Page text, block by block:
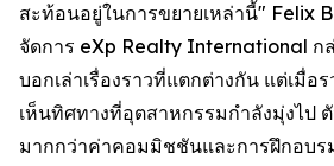
สะท้อนอยู่ในการขยายเหล่านี้" Felix
จัดการ eXp Realty International ก
บอกเล่าเรื่องราวที่แตกต่างกัน แต่เมื่
เห็นทิศทางที่อุตสาหกรรมกำลังมุ่งไป
มากกว่าค่าคอมมิชชันและการฝึกอบร